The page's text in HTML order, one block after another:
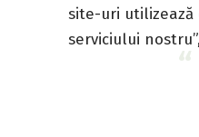
site-uri
serviciului